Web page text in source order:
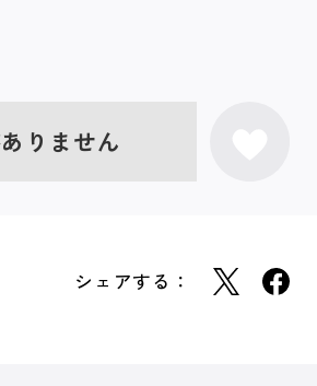
りません
シェアする：